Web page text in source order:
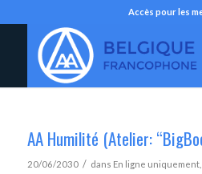
Accès pour les
AA Humilité (Atelier:
20/06/2030 / dans En ligne uniquement,